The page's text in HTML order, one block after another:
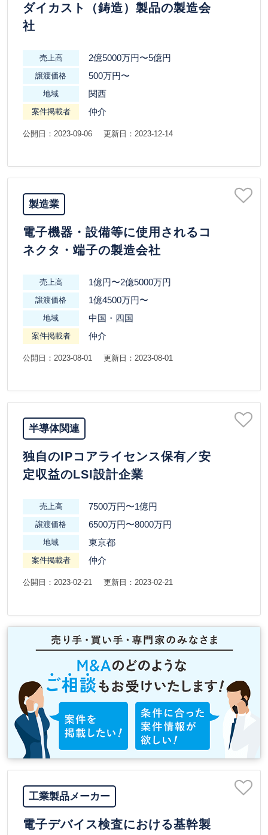
ダイカスト（鋳造）製品の製造会
社
売上高 2億5000万円〜5億円
譲渡価格 500万円〜
地域 関西
案件掲載者 仲介
公開日：2023-09-06 更新日：2023-12-14
製造業
電子機器・設備等に使用されるコ
ネクタ・端子の製造会社
売上高 1億円〜2億5000万円
譲渡価格 1億4500万円〜
地域 中国・四国
案件掲載者 仲介
公開日：2023-08-01 更新日：2023-08-01
半導体関連
独自のIPコアライセンス保有／安
定収益のLSI設計企業
売上高 7500万円〜1億円
譲渡価格 6500万円〜8000万円
地域 東京都
案件掲載者 仲介
公開日：2023-02-21 更新日：2023-02-21
工業製品メーカー
電子デバイス検査における基幹製